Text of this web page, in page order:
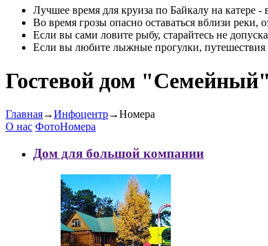
Лучшее время для круиза по Байкалу на катере
Во время грозы опасно оставаться вблизи реки,
Если вы сами ловите рыбу, старайтесь не
Если вы любите лыжные прогулки, путешествия
Гостевой дом "Семейный"
Главная→Инфоцентр→Номера
О нас ФотоНомера
Дом для большой компании